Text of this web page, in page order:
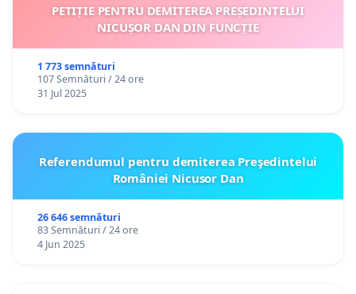
PETIȚIE PENTRU DEMITEREA PREȘEDINTELUI
NICUȘOR DAN DIN FUNCȚIE
1 773 semnături
107 Semnături / 24 ore
31 Jul 2025
Referendumul pentru demiterea Preşedintelui
României Nicusor Dan
26 646 semnături
83 Semnături / 24 ore
4 Jun 2025